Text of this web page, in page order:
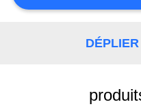
DEMANDEZ